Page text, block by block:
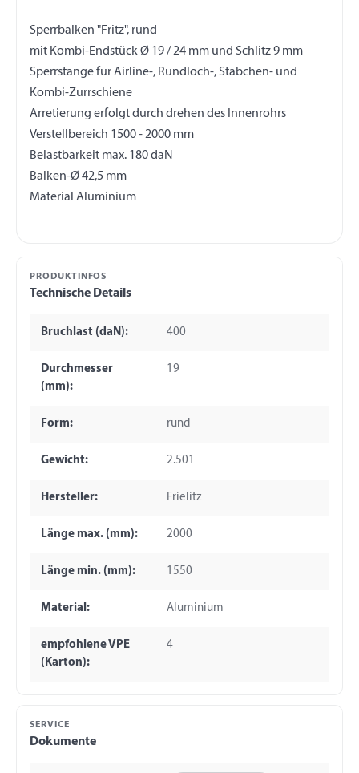
Sperrbalken "Fritz", rund
mit Kombi-Endstück Ø 19 / 24 mm und Schlitz 9 mm
Sperrstange für Airline-, Rundloch-, Stäbchen- und
Kombi-Zurrschiene
Arretierung erfolgt durch drehen des Innenrohrs
Verstellbereich 1500 - 2000 mm
Belastbarkeit max. 180 daN
Balken-Ø 42,5 mm
PRODUKTINFOS
Technische Details
Bruchlast (daN): 400
Durchmesser
(mm):
19
Form: rund
Gewicht: 2.501
Hersteller: Frielitz
Länge max. (mm): 2000
Länge min. (mm): 1550
Material: Aluminium
empfohlene VPE
(Karton):
4
SERVICE
Dokumente